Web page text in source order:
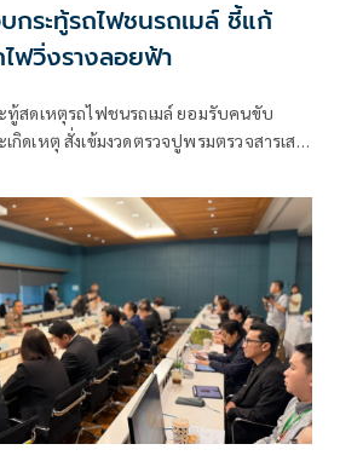
ระทู้รถไฟชนรถเมล์ ชี้แก้
ไฟวิ่งรางลอยฟ้า
ทู้สดเหตุรถไฟชนรถเมล์ ยอมรับคนขับ
กิดเหตุ สั่งเข้มงวดตรวจปูพรมตรวจสารเสพ
าตรการห้ามรถไฟวิ่งเข้ากทม.ชั้นใน พร้อม
ากประชาชน อาจให้รถไฟวิ่งรางลอยฟ้า